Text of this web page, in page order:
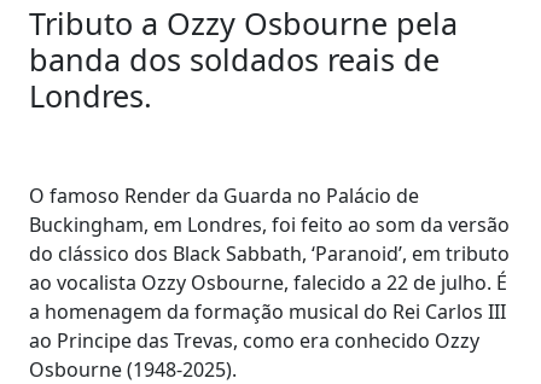
Tributo a Ozzy Osbourne pela
banda dos soldados reais de
Londres.
O famoso Render da Guarda no Palácio de
Buckingham, em Londres, foi feito ao som da versão
do clássico dos Black Sabbath, ‘Paranoid’, em tributo
ao vocalista Ozzy Osbourne, falecido a 22 de julho. É
a homenagem da formação musical do Rei Carlos III
ao Principe das Trevas, como era conhecido Ozzy
Osbourne (1948-2025).